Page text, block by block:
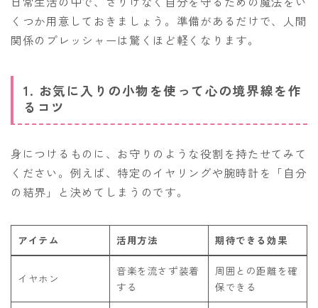
くつか用意しておきましょう。準備があるだけで、人間
関係のプレッシャーは驚くほど軽くなります。
1. お気に入りの小物を使って心の境界線を作
るコツ
身につけるものに、お守りのような役割を持たせてみて
ください。例えば、特定のイヤリングや腕時計を「自分
の結界」と決めてしまうのです。
アイテム 活用方法 期待できる効果
イヤホン
音楽を流さず装着
する
周囲との距離を確
保できる